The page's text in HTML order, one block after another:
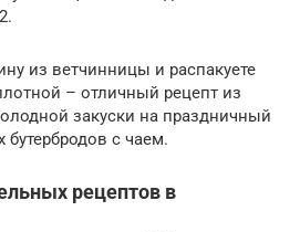
из ветчинницы и распакуете
– отличный рецепт из
закуски на праздничный
бутербродов с чаем.
рецептов в